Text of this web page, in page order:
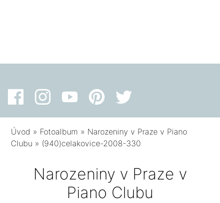
Úvod » Fotoalbum » Narozeniny v Praze v Piano
Clubu » (940)celakovice-2008-330
Narozeniny v Praze v
Piano Clubu